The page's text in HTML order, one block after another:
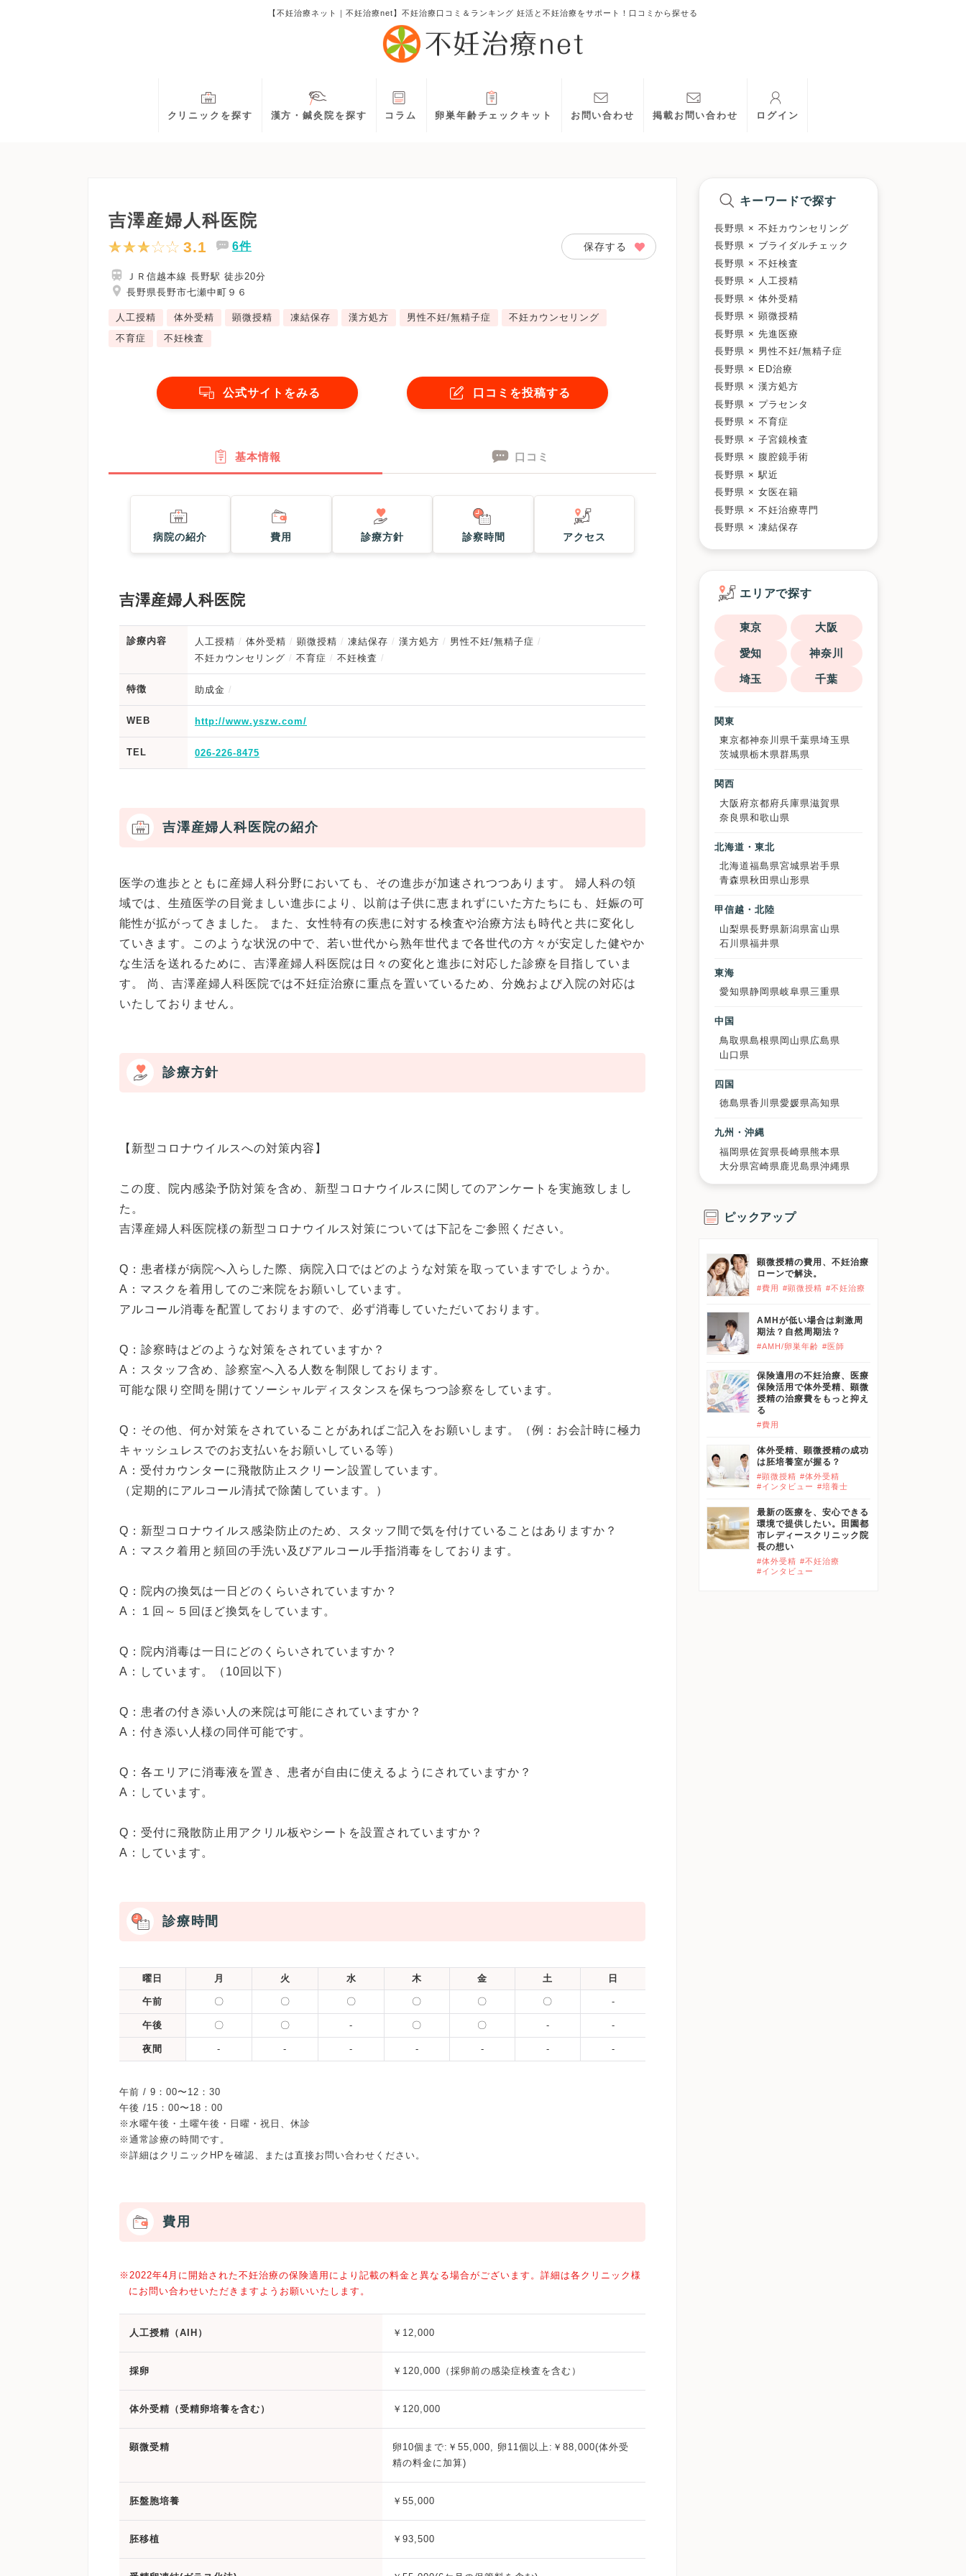
【不妊治療ネット｜不妊治療net】不妊治療口コミ＆ランキング 妊活と不妊治療をサポート！口コミから探せる
クリニックを探す 漢方・鍼灸院を探す コラム 卵巣年齢チェックキット お問い合わせ 掲載お問い合わせ ログイン
吉澤産婦人科医院
3.1 6件 保存する
ＪＲ信越本線 長野駅 徒歩20分
長野県長野市七瀬中町９６
人工授精 体外受精 顕微授精 凍結保存 漢方処方 男性不妊/無精子症
不妊カウンセリング
不育症
不妊検査
公式サイトをみる 口コミを投稿する
基本情報 口コミ
病院の紹介 費用 診療方針 診察時間 アクセス
吉澤産婦人科医院
診療内容 人工授精 体外受精 顕微授精 凍結保存 漢方処方
男性不妊/無精子症
不妊カウンセリング
不育症 不妊検査
特徴 助成金
WEB http://www.yszw.com/
TEL 026-226-8475
吉澤産婦人科医院の紹介
医学の進歩とともに産婦人科分野においても、その進歩が加速されつつあります。 婦人科の領
域では、生殖医学の目覚ましい進歩により、以前は子供に恵まれずにいた方たちにも、妊娠の可
能性が拡がってきました。 また、女性特有の疾患に対する検査や治療方法も時代と共に変化し
ていきます。このような状況の中で、若い世代から熟年世代まで各世代の方々が安定した健やか
な生活を送れるために、吉澤産婦人科医院は日々の変化と進歩に対応した診療を目指していま
す。 尚、吉澤産婦人科医院では不妊症治療に重点を置いているため、分娩および入院の対応は
いたしておりません。
診療方針
【新型コロナウイルスへの対策内容】
この度、院内感染予防対策を含め、新型コロナウイルスに関してのアンケートを実施致しまし
た。
吉澤産婦人科医院様の新型コロナウイルス対策については下記をご参照ください。
Q：患者様が病院へ入らした際、病院入口ではどのような対策を取っていますでしょうか。
A：マスクを着用してのご来院をお願いしています。
アルコール消毒を配置しておりますので、必ず消毒していただいております。
Q：診察時はどのような対策をされていますか？
A：スタッフ含め、診察室へ入る人数を制限しております。
可能な限り空間を開けてソーシャルディスタンスを保ちつつ診察をしています。
Q：その他、何か対策をされていることがあればご記入をお願いします。（例：お会計時に極力
キャッシュレスでのお支払いをお願いしている等）
A：受付カウンターに飛散防止スクリーン設置しています。
（定期的にアルコール清拭で除菌しています。）
Q：新型コロナウイルス感染防止のため、スタッフ間で気を付けていることはありますか？
A：マスク着用と頻回の手洗い及びアルコール手指消毒をしております。
Q：院内の換気は一日どのくらいされていますか？
A：１回～５回ほど換気をしています。
Q：院内消毒は一日にどのくらいされていますか？
A：しています。（10回以下）
Q：患者の付き添い人の来院は可能にされていますか？
A：付き添い人様の同伴可能です。
Q：各エリアに消毒液を置き、患者が自由に使えるようにされていますか？
A：しています。
Q：受付に飛散防止用アクリル板やシートを設置されていますか？
診療時間
曜日 月 火 水 木 金 土 日
午前 〇 〇 〇 〇 〇 〇 -
午後 〇 〇 - 〇 〇 - -
夜間 - - - - - - -
午前 / 9：00〜12：30
午後 /15：00〜18：00
※水曜午後・土曜午後・日曜・祝日、休診
※通常診療の時間です。
費用
※2022年4月に開始された不妊治療の保険適用により記載の料金と異なる場合がございます。詳細は各クリニック様
にお問い合わせいただきますようお願いいたします。
人工授精（AIH） ￥12,000
採卵 ￥120,000（採卵前の感染症検査を含む）
体外受精（受精卵培養を含む） ￥120,000
顕微受精
卵10個まで:￥55,000, 卵11個以上:￥88,000(体外受
精の料金に加算)
胚盤胞培養 ￥55,000
胚移植 ￥93,500
キーワードで探す
長野県 × 不妊カウンセリング
長野県 × ブライダルチェック
長野県 × 不妊検査
長野県 × 人工授精
長野県 × 体外受精
長野県 × 顕微授精
長野県 × 先進医療
長野県 × 男性不妊/無精子症
長野県 × ED治療
長野県 × 漢方処方
長野県 × プラセンタ
長野県 × 不育症
長野県 × 子宮鏡検査
長野県 × 腹腔鏡手術
長野県 × 駅近
長野県 × 女医在籍
長野県 × 不妊治療専門
長野県 × 凍結保存
エリアで探す
東京 大阪
愛知 神奈川
埼玉 千葉
関東
東京都神奈川県千葉県埼玉県
茨城県栃木県群馬県
関西
大阪府京都府兵庫県滋賀県
奈良県和歌山県
北海道・東北
北海道福島県宮城県岩手県
青森県秋田県山形県
甲信越・北陸
山梨県長野県 新潟県富山県
石川県福井県
東海
愛知県静岡県岐阜県三重県
中国
鳥取県島根県 岡山県 広島県
山口県
四国
徳島県香川県愛媛県高知県
九州・沖縄
福岡県佐賀県長崎県 熊本県
大分県宮崎県 鹿児島県沖縄県
ピックアップ
顕微授精の費用、不妊治療
ローンで解決。
#費用 #顕微授精 #不妊治療
AMHが低い場合は刺激周
期法？自然周期法？
#AMH/卵巣年齢 #医師
保険適用の不妊治療、医療
保険活用で体外受精、顕微
授精の治療費をもっと抑え
る
#費用
体外受精、顕微授精の成功
は胚培養室が握る？
#顕微授精 #体外受精
#インタビュー #培養士
最新の医療を、安心できる
環境で提供したい。田園都
市レディースクリニック院
長の想い
#体外受精 #不妊治療
#インタビュー